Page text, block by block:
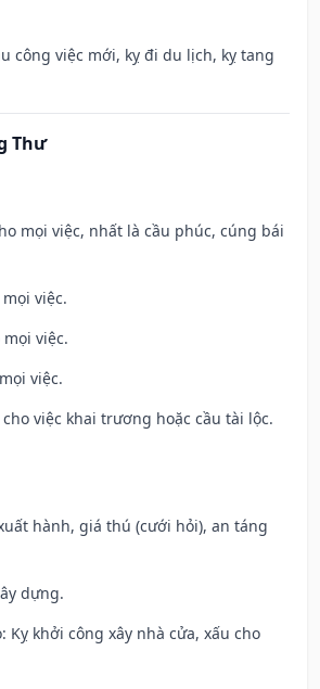
công việc mới, kỵ đi du lịch, kỵ tang
Thư
mọi việc, nhất là cầu phúc, cúng bái
việc.
mọi việc.
việc.
việc khai trương hoặc cầu tài lộc.
hành, giá thú (cưới hỏi), an táng
dựng.
Kỵ khởi công xây nhà cửa, xấu cho